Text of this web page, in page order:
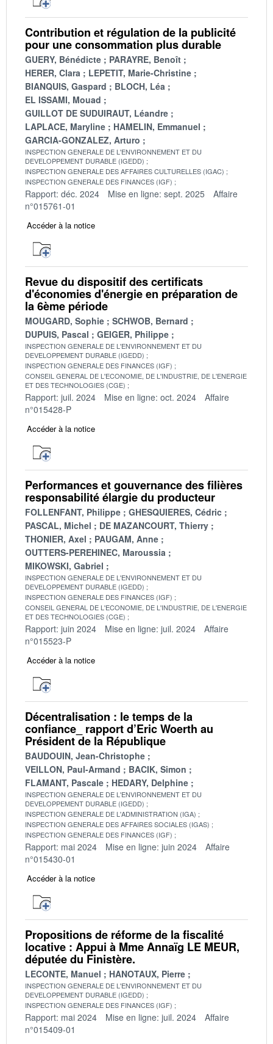
Contribution et régulation de la publicité
pour une consommation plus durable
GUERY, Bénédicte
PARAYRE, Benoît
HERER, Clara
LEPETIT, Marie-Christine
BIANQUIS, Gaspard
BLOCH, Léa
EL ISSAMI, Mouad
GUILLOT DE SUDUIRAUT, Léandre
LAPLACE, Maryline
HAMELIN, Emmanuel
GARCIA-GONZALEZ, Arturo
INSPECTION GENERALE DE L'ENVIRONNEMENT ET DU
DEVELOPPEMENT DURABLE (IGEDD)
INSPECTION GENERALE DES AFFAIRES CULTURELLES (IGAC)
INSPECTION GENERALE DES FINANCES (IGF)
Rapport: déc. 2024 Mise en ligne: sept. 2025
Affaire
n°015761-01
Accéder à la notice
Revue du dispositif des certificats
d'économies d'énergie en préparation de
la 6ème période
MOUGARD, Sophie
SCHWOB, Bernard
DUPUIS, Pascal
GEIGER, Philippe
INSPECTION GENERALE DE L'ENVIRONNEMENT ET DU
DEVELOPPEMENT DURABLE (IGEDD)
INSPECTION GENERALE DES FINANCES (IGF)
CONSEIL GENERAL DE L'ECONOMIE, DE L'INDUSTRIE, DE L'ENERGIE
ET DES TECHNOLOGIES (CGE)
Rapport: juil. 2024 Mise en ligne: oct. 2024
Affaire
n°015428-P
Accéder à la notice
Performances et gouvernance des filières
responsabilité élargie du producteur
FOLLENFANT, Philippe
GHESQUIERES, Cédric
PASCAL, Michel
DE MAZANCOURT, Thierry
THONIER, Axel
PAUGAM, Anne
OUTTERS-PEREHINEC, Maroussia
MIKOWSKI, Gabriel
INSPECTION GENERALE DE L'ENVIRONNEMENT ET DU
DEVELOPPEMENT DURABLE (IGEDD)
INSPECTION GENERALE DES FINANCES (IGF)
CONSEIL GENERAL DE L'ECONOMIE, DE L'INDUSTRIE, DE L'ENERGIE
ET DES TECHNOLOGIES (CGE)
Rapport: juin 2024 Mise en ligne: juil. 2024
Affaire
n°015523-P
Accéder à la notice
Décentralisation : le temps de la
confiance_ rapport d’Eric Woerth au
Président de la République
BAUDOUIN, Jean-Christophe
VEILLON, Paul-Armand
BACIK, Simon
FLAMANT, Pascale
HEDARY, Delphine
INSPECTION GENERALE DE L'ENVIRONNEMENT ET DU
DEVELOPPEMENT DURABLE (IGEDD)
INSPECTION GENERALE DE L'ADMINISTRATION (IGA)
INSPECTION GENERALE DES AFFAIRES SOCIALES (IGAS)
INSPECTION GENERALE DES FINANCES (IGF)
Rapport: mai 2024 Mise en ligne: juin 2024
Affaire
n°015430-01
Accéder à la notice
Propositions de réforme de la fiscalité
locative : Appui à Mme Annaïg LE MEUR,
députée du Finistère.
LECONTE, Manuel HANOTAUX, Pierre
INSPECTION GENERALE DE L'ENVIRONNEMENT ET DU
DEVELOPPEMENT DURABLE (IGEDD)
INSPECTION GENERALE DES FINANCES (IGF)
Rapport: mai 2024 Mise en ligne: juil. 2024
Affaire
n°015409-01